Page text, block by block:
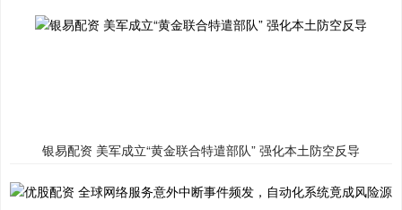
银易配资 美军成立“黄金联合特遣部队” 强化本土防空反导